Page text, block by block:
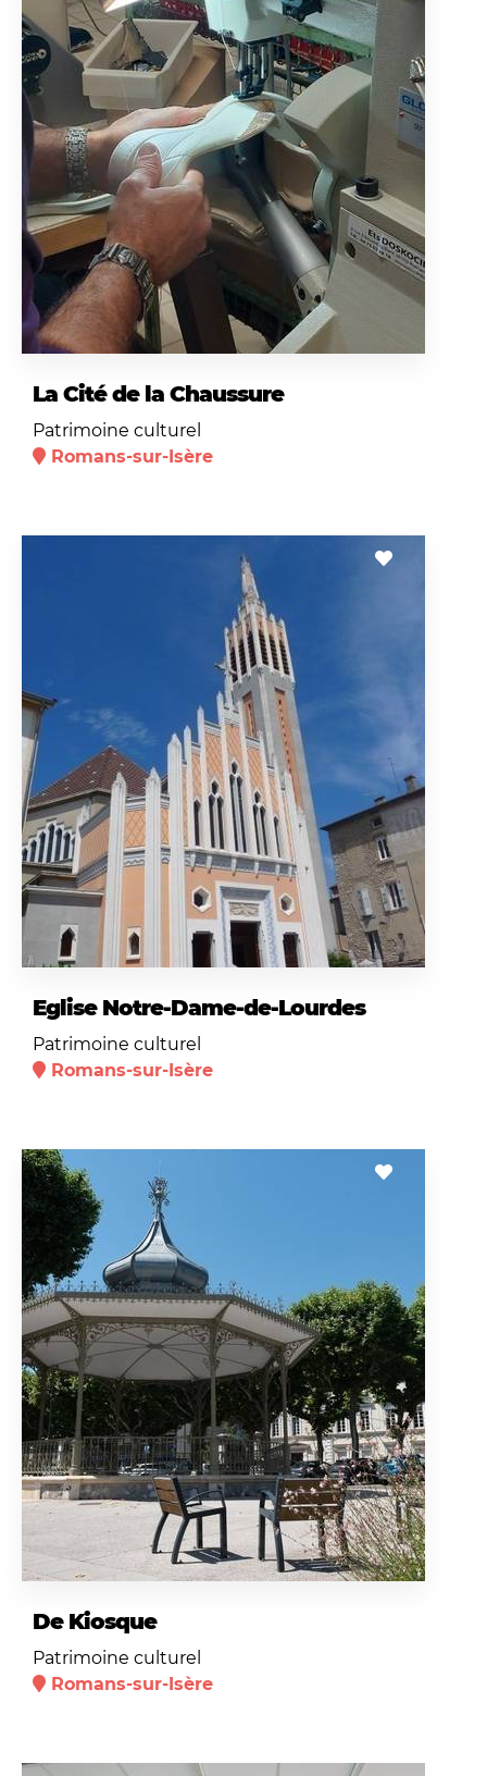
La Cité de la Chaussure
Patrimoine culturel
Romans-sur-Isère
Eglise Notre-Dame-de-Lourdes
Patrimoine culturel
Romans-sur-Isère
De Kiosque
Patrimoine culturel
Romans-sur-Isère